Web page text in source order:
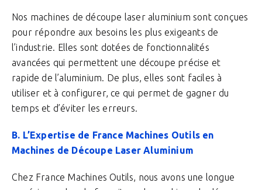
Nos machines de découpe laser aluminium sont conçues
pour répondre aux besoins les plus exigeants de
l’industrie. Elles sont dotées de fonctionnalités
avancées qui permettent une découpe précise et
rapide de l’aluminium. De plus, elles sont faciles à
utiliser et à configurer, ce qui permet de gagner du
temps et d’éviter les erreurs.
B. L’Expertise de France Machines Outils en
Machines de Découpe Laser Aluminium
Chez France Machines Outils, nous avons une longue